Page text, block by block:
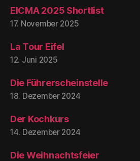
EICMA 2025 Shortlist
17. November 2025
La Tour Eifel
12. Juni 2025
Die Führerscheinstelle
18. Dezember 2024
Der Kochkurs
14. Dezember 2024
Die Weihnachtsfeier